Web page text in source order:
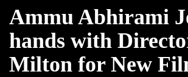
Ammu Abhirami
hands with
Milton for New